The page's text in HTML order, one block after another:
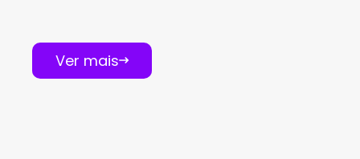
deixando os hospitais e centros de
saúde lotados, tem feito as
Ver mais